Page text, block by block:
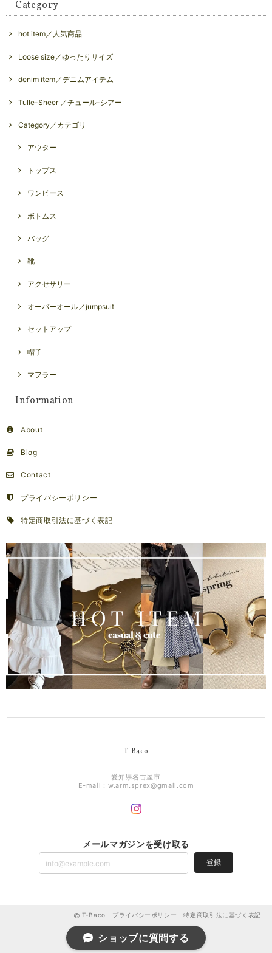
Category
hot item／人気商品
Loose size／ゆったりサイズ
denim item／デニムアイテム
Tulle-Sheer ／チュール-シアー
Category／カテゴリ
アウター
トップス
ワンピース
ボトムス
バッグ
靴
アクセサリー
オーバーオール／jumpsuit
セットアップ
帽子
マフラー
Information
About
Blog
Contact
プライバシーポリシー
特定商取引法に基づく表記
T-Baco
愛知県名古屋市
E-mail：w.arm.sprex@gmail.com
メールマガジンを受け取る
登録
T-Baco | プライバシーポリシー |特定商取引法に基づく表記
ショップに質問する